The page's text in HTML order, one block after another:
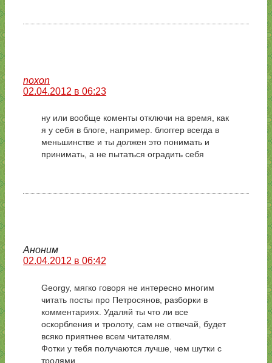
noxon
02.04.2012 в 06:23
ну или вообще коменты отключи на время, как
я у себя в блоге, например. блоггер всегда в
меньшинстве и ты должен это понимать и
принимать, а не пытаться оградить себя
Аноним
02.04.2012 в 06:42
Georgy, мягко говоря не интересно многим
читать посты про Петросянов, разборки в
комментариях. Удаляй ты что ли все
оскорбления и тролоту, сам не отвечай, будет
всяко приятнее всем читателям.
Фотки у тебя получаются лучше, чем шутки с
тролями.